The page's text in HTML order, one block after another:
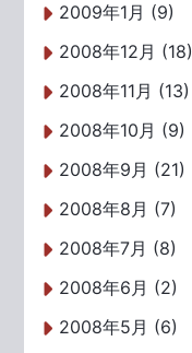
2009年1月 (9)
2008年12月 (18)
2008年11月 (13)
2008年10月 (9)
2008年9月 (21)
2008年8月 (7)
2008年7月 (8)
2008年6月 (2)
2008年5月 (6)